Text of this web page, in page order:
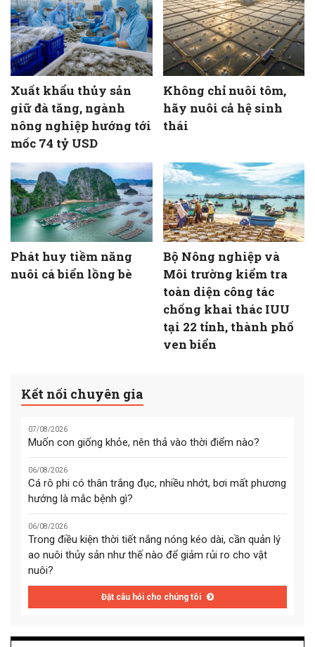
Xuất khẩu thủy sản
giữ đà tăng, ngành
nông nghiệp hướng tới
mốc 74 tỷ USD
Không chỉ nuôi tôm,
hãy nuôi cả hệ sinh
thái
Phát huy tiềm năng
nuôi cá biển lồng bè
Bộ Nông nghiệp và
Môi trường kiểm tra
toàn diện công tác
chống khai thác IUU
tại 22 tỉnh, thành phố
ven biển
Kết nối chuyên gia
07/08/2026
Muốn con giống khỏe, nên thả vào thời điểm nào?
06/08/2026
Cá rô phi có thân trắng đục, nhiều nhớt, bơi mất phương
hướng là mắc bệnh gì?
06/08/2026
Trong điều kiện thời tiết nắng nóng kéo dài, cần quản lý
ao nuôi thủy sản như thế nào để giảm rủi ro cho vật
nuôi?
Đặt câu hỏi cho chúng tôi